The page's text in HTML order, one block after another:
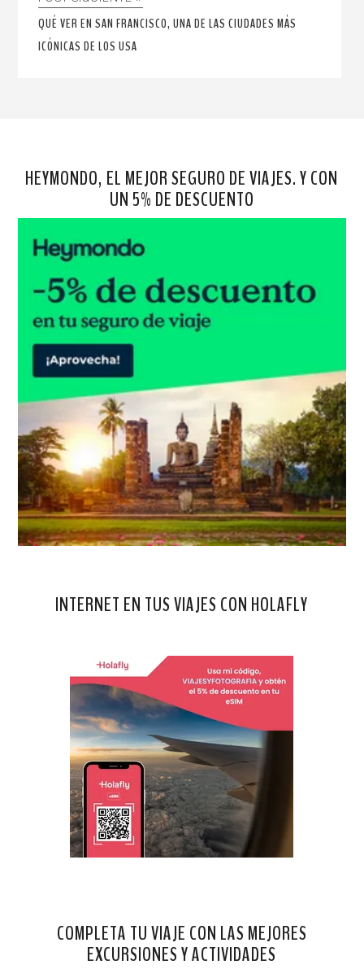
QUÉ VER EN SAN FRANCISCO, UNA DE LAS CIUDADES MÁS
ICÓNICAS DE LOS USA
HEYMONDO, EL MEJOR SEGURO DE VIAJES. Y CON
UN 5% DE DESCUENTO
INTERNET EN TUS VIAJES CON HOLAFLY
COMPLETA TU VIAJE CON LAS MEJORES
EXCURSIONES Y ACTIVIDADES